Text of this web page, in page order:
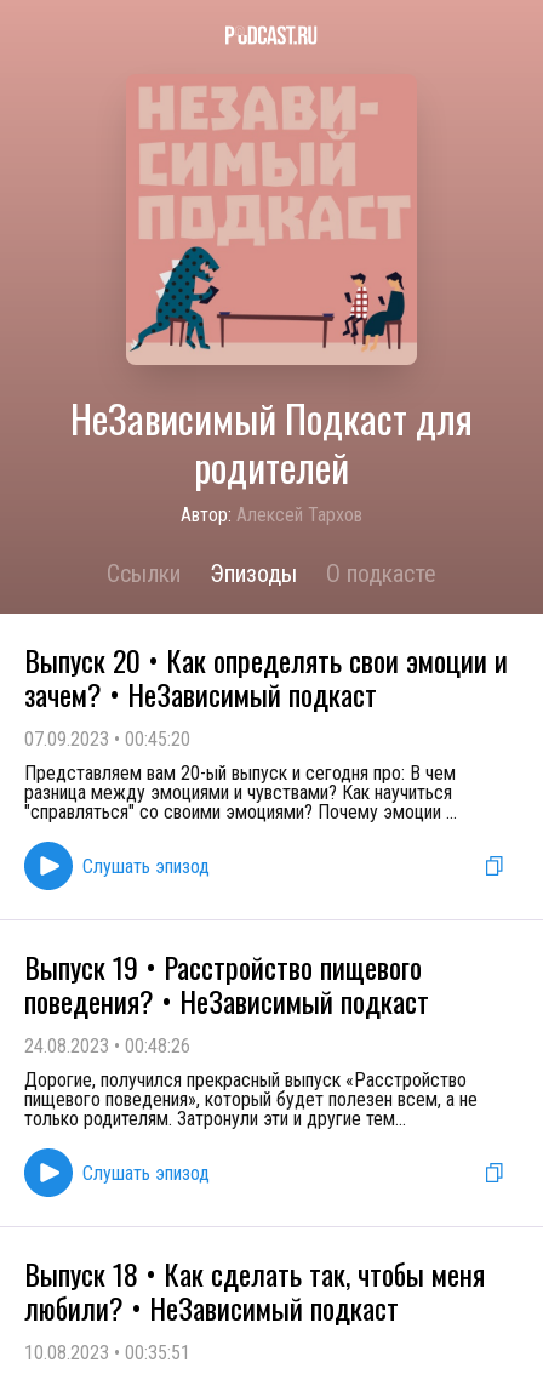
НеЗависимый Подкаст для
родителей
Автор: Алексей Тархов
Ссылки Эпизоды О подкасте
Выпуск 20 • Как определять свои эмоции и
зачем? • НеЗависимый подкаст
07.09.2023 • 00:45:20
Представляем вам 20-ый выпуск и сегодня про: В чем
разница между эмоциями и чувствами? Как научиться
"справляться" со своими эмоциями? Почему эмоции ...
Слушать эпизод
Выпуск 19 • Расстройство пищевого
поведения? • НеЗависимый подкаст
24.08.2023 • 00:48:26
Дорогие, получился прекрасный выпуск «Расстройство
пищевого поведения», который будет полезен всем, а не
только родителям. Затронули эти и другие тем...
Слушать эпизод
Выпуск 18 • Как сделать так, чтобы меня
любили? • НеЗависимый подкаст
10.08.2023 • 00:35:51